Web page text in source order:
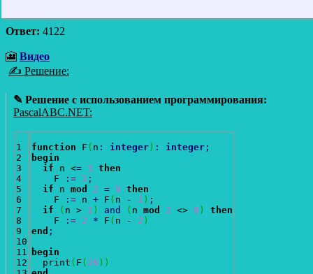
Ответ: 4122
🎦 Видео
✍ Решение:
✎ Решение с использованием программирования:
PascalABC.NET:
1
2
3
4
5
6
7
8
9
10
11
12
function F ( n : integer ) : integer ;
begin
if n <= 1 then
    F
: = 1 ;
if n mod 2 = 0 then
    F
: = n + F ( n - 1 ) ;
if
( n > 1 ) and ( n mod 2 <> 0 )
then
    F
: = 2 * F ( n - 2 )
end ;
begin
  print
( F ( 26 ) )